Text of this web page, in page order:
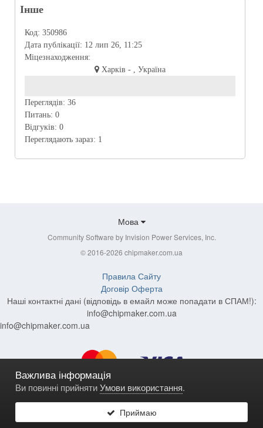
Інше
Код: 350986
Дата публікації: 12 лип 26, 11:25
Міцезнаходження:
Харків - , Україна
Переглядів: 36
Питань: 0
Відгуків: 0
Переглядають зараз: 1
Мова
Community Software by Invision Power Services, Inc.
© 2016-2026 chipmaker.com.ua
Важлива інформація
Ви повинні прийнятиУмови використання.
Приймаю
Правила Сайту
Договір Оферта
Наші контактні дані (відповідь в емайл може попадати в СПАМ!):
info@chipmaker.com.ua
info@chipmaker.com.ua